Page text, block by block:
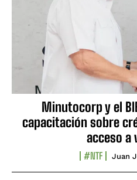
Minutocorp y el
capacitación sobre
acceso a
#NTF Juan